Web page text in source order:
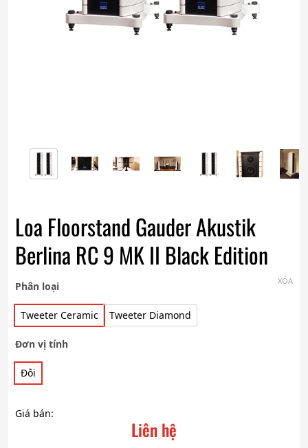
Loa Floorstand Gauder Akustik
Berlina RC 9 MK II Black Edition
Phân loại
Tweeter Ceramic Tweeter Diamond
Đơn vị tính
Đôi
XÓA
Giá bán:
Liên hệ